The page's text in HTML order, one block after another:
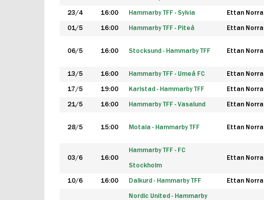
23/4 16:00 Hammarby TFF - Sylvia Ettan Norra
01/5 16:00 Hammarby TFF - Piteå Ettan Norra
06/5 16:00 Stocksund - Hammarby TFF Ettan Norra
13/5 16:00 Hammarby TFF - Umeå FC Ettan Norra
17/5 19:00 Karlstad - Hammarby TFF Ettan Norra
21/5 16:00 Hammarby TFF - Vasalund Ettan Norra
28/5 15:00 Motala - Hammarby TFF Ettan Norra
03/6 16:00
Hammarby TFF - FC
Stockholm
Ettan Norra
10/6 16:00 Dalkurd - Hammarby TFF Ettan Norra
Nordic United - Hammarby